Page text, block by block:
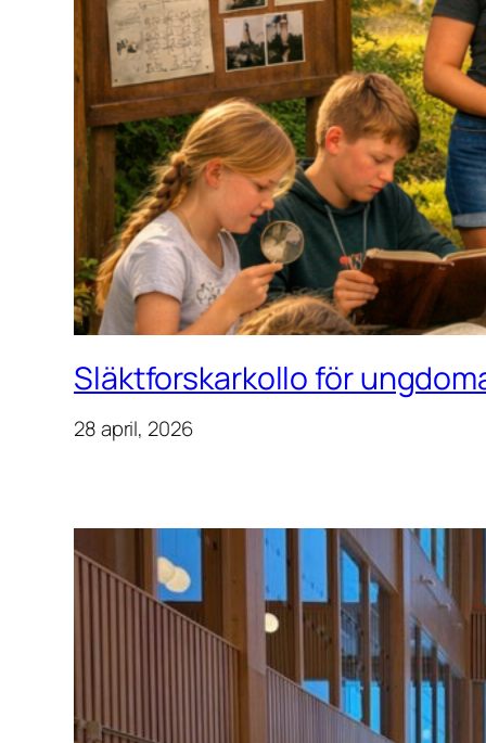
Släktforskarkollo för
28 april, 2026